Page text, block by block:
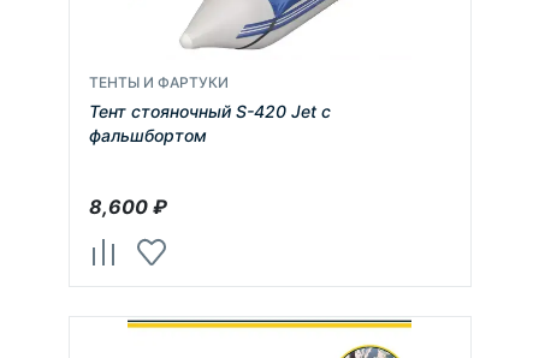
ТЕНТЫ И ФАРТУКИ
Тент стояночный S-420 Jet с
фальшбортом
8,600₽